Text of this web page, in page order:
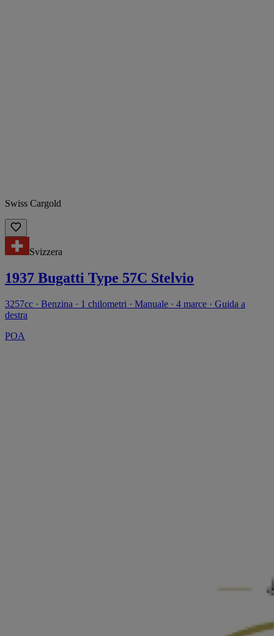
Swiss Cargold
Svizzera
1937 Bugatti Type 57C Stelvio
3257cc · Benzina · 1 chilometri · Manuale · 4 marce · Guida a
destra
POA